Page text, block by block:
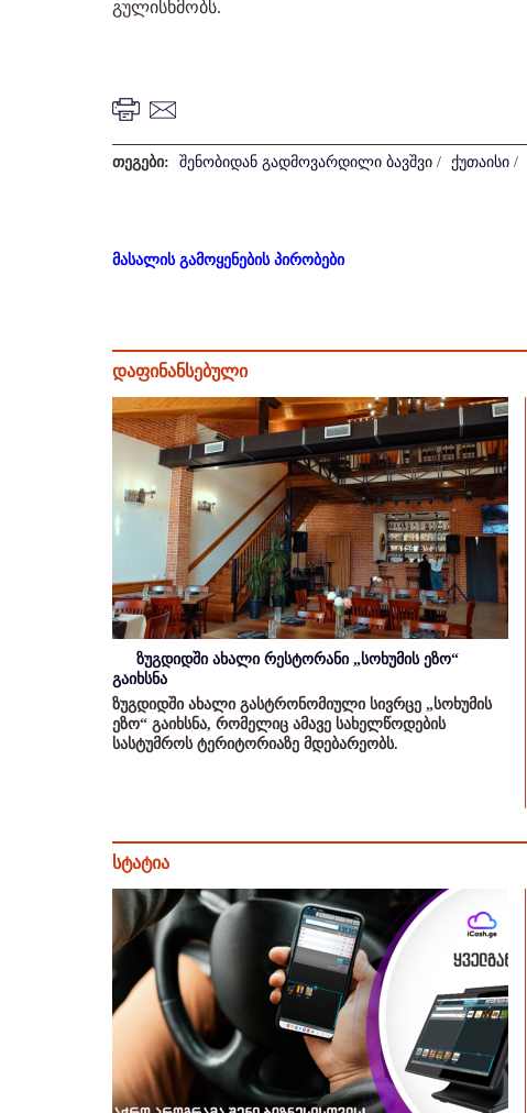
გულისხმობს.
თეგები: შენობიდან გადმოვარდილი ბავშვი / ქუთაისი /
მასალის გამოყენების პირობები
დაფინანსებული
ზუგდიდში ახალი რესტორანი „სოხუმის ეზო“
გაიხსნა
ზუგდიდში ახალი გასტრონომიული სივრცე „სოხუმის
ეზო“ გაიხსნა, რომელიც ამავე სახელწოდების
სასტუმროს ტერიტორიაზე მდებარეობს.
სტატია